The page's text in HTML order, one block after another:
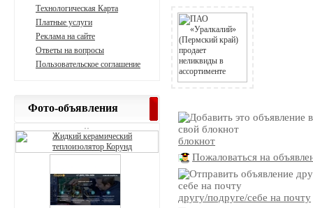
блокнот
Пожаловаться на
другу/подруге/себе на почту
Технологическая Карта
Платные услуги
Реклама на сайте
Ответы на вопросы
Пользовательское соглашение
Фото-объявления